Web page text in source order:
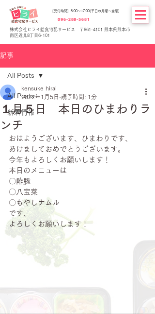
[受付時間] 8:00～17:00(平日の月曜～金曜)
096-288-5681
株式会社ヒライ給食宅配サービス 〒861-4101 熊本県熊本市
南区近見8丁目6-101
記事
All Posts
新着情報
All Posts
１月５日 本日のひまわりラ
ンチ
kensuke hirai
2022年1月5日 読了時間: 1分
おはようございます、ひまわりです、
あけましておめでとうございます。
今年もよろしくお願いします！
本日のメニューは
〇酢豚
〇八宝菜
〇もやしナムル
です、
よろしくお願いします！